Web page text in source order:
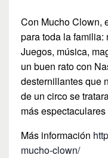
Con Mucho Clown,
para toda la
Juegos, música,
un buen rato con
desternillantes que
de un circo se
más
Más información
mucho-clown/